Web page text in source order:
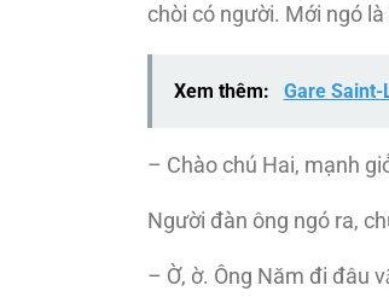
chòi có người. Mới ngó
Xem thêm: Gare
– Chào chú Hai, mạnh
Người đàn ông ngó ra,
– Ờ, ờ. Ông Năm đi đâu